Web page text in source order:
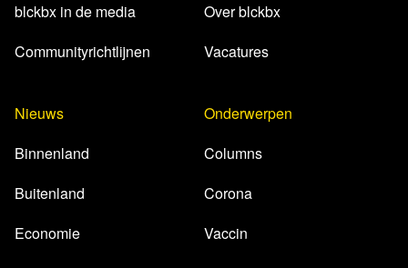
blckbx in de media
Communityrichtlijnen
Over blckbx
Vacatures
Nieuws
Binnenland
Buitenland
Economie
Onderwerpen
Columns
Corona
Vaccin